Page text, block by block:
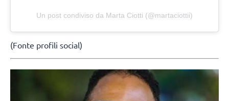
Un post condiviso da Marta Ciotti (@martaciottii)
(Fonte profili social)